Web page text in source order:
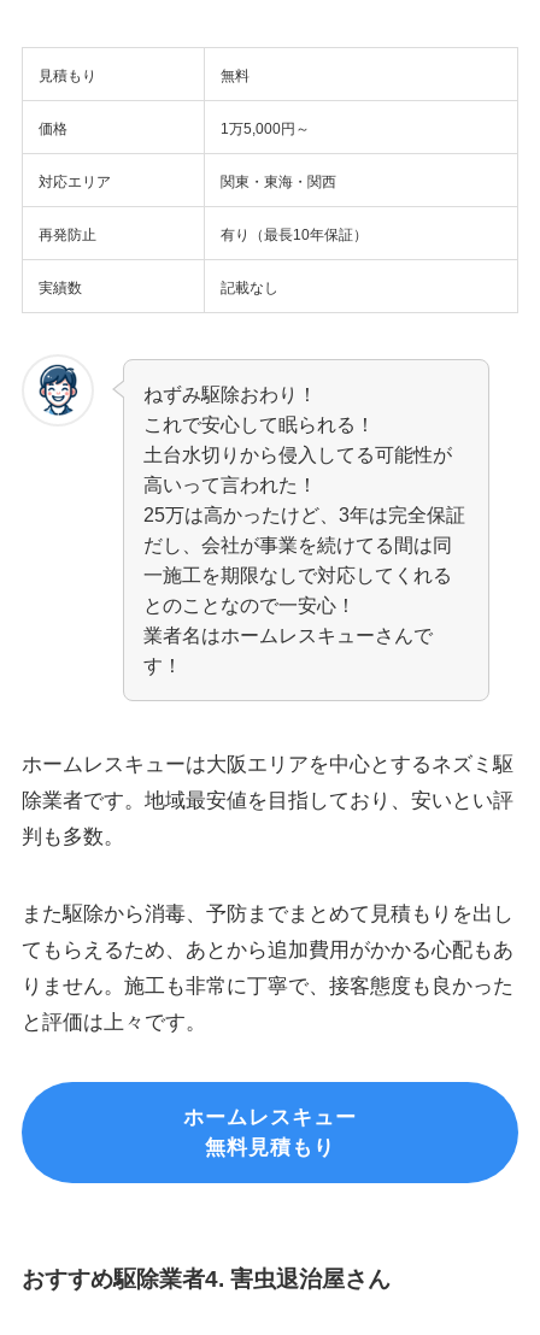
見積もり 無料
価格 1万5,000円～
対応エリア 関東・東海・関西
再発防止 有り（最長10年保証）
実績数 記載なし
ねずみ駆除おわり！
これで安心して眠られる！
土台水切りから侵入してる可能性が
高いって言われた！
25万は高かったけど、3年は完全保証
だし、会社が事業を続けてる間は同
一施工を期限なしで対応してくれる
とのことなので一安心！
業者名はホームレスキューさんで
す！
ホームレスキューは大阪エリアを中心とするネズミ駆
除業者です。地域最安値を目指しており、安いとい評
判も多数。
また駆除から消毒、予防までまとめて見積もりを出し
てもらえるため、あとから追加費用がかかる心配もあ
りません。施工も非常に丁寧で、接客態度も良かった
と評価は上々です。
ホームレスキュー
無料見積もり
おすすめ駆除業者4. 害虫退治屋さん